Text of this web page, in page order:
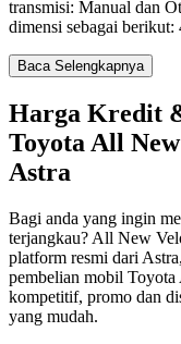
transmisi: Manual dan
dimensi sebagai
Baca Selengkapnya
Harga Kredit
Toyota All
Astra
Bagi anda yang ingin
terjangkau? All New
platform resmi dari
pembelian mobil
kompetitif, promo dan
yang mudah.